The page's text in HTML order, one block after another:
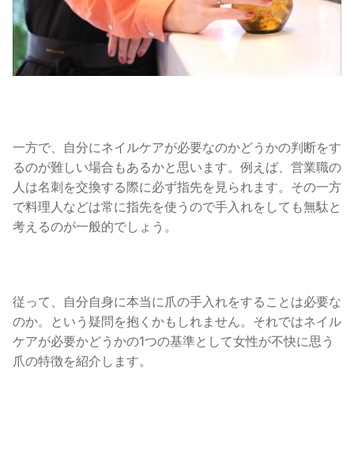
一方で、自分にネイルケアが必要なのかどうかの判断をす
るのが難しい場合もあるかと思います。 例えば、営業職の
人は名刺を交換する際に必ず指先を見られます。その一方
で料理人などは常に指先を使うので手入れをしても無駄と
考えるのが一般的でしょう。
従って、自分自身に本当に爪の手入れをすることは必要な
のか。という疑問を抱くかもしれません。 それではネイル
ケアが必要かどうかの1つの基準として女性が不快に思う
爪の特徴を紹介します。